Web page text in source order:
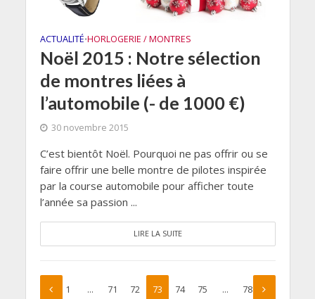
ACTUALITÉ•HORLOGERIE / MONTRES
Noël 2015 : Notre sélection
de montres liées à
l’automobile (- de 1000 €)
30 novembre 2015
C’est bientôt Noël. Pourquoi ne pas offrir ou se
faire offrir une belle montre de pilotes inspirée
par la course automobile pour afficher toute
l’année sa passion ...
LIRE LA SUITE
1 … 71 72 73 74 75 … 78